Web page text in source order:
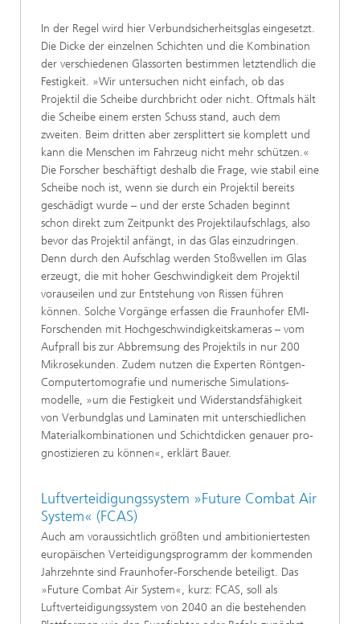
In der Regel wird hier Verbundsicherheitsglas eingesetzt.
Die Dicke der einzelnen Schichten und die Kombination
der verschiedenen Glassorten bestimmen letztendlich die
Festigkeit. »Wir untersuchen nicht einfach, ob das
Projektil die Scheibe durchbricht oder nicht. Oftmals hält
die Scheibe einem ersten Schuss stand, auch dem
zweiten. Beim dritten aber zersplittert sie kom­plett und
kann die Menschen im Fahrzeug nicht mehr schützen.«
Die Forscher beschäftigt deshalb die Frage, wie stabil eine
Scheibe noch ist, wenn sie durch ein Projektil be­reits
geschädigt wurde – und der erste Schaden beginnt
schon direkt zum Zeitpunkt des Projektil­aufschlags, also
bevor das Projektil anfängt, in das Glas einzudringen.
Denn durch den Aufschlag wer­den Stoßwellen im Glas
erzeugt, die mit hoher Geschwindigkeit dem Projektil
vorauseilen und zur Entstehung von Ris­sen führen
können. Sol­che Vorgänge erfassen die Fraunhofer EMI-
For­schenden mit Hochge­schwindigkeitskameras – vom
Aufprall bis zur Abbremsung des Projek­tils in nur 200
Mikrose­kunden. Zudem nutzen die Experten Röntgen-
Computertomografie und numerische Simulations­
modelle, »um die Festig­keit und Widerstandsfä­higkeit
von Verbundglas und Laminaten mit unterschiedlichen
Material­kombinationen und Schichtdicken genauer pro­
gnostizieren zu können«, erklärt Bauer.
Luftverteidigungssystem »Future Combat Air
System« (FCAS)
Auch am voraussichtlich größten und ambi­tioniertesten
europäischen Verteidigungspro­gramm der kommenden
Jahrzehnte sind Fraun­hofer-Forschende beteiligt. Das
»Future Combat Air System«, kurz: FCAS, soll als
Luftverteidigungs­system von 2040 an die bestehenden